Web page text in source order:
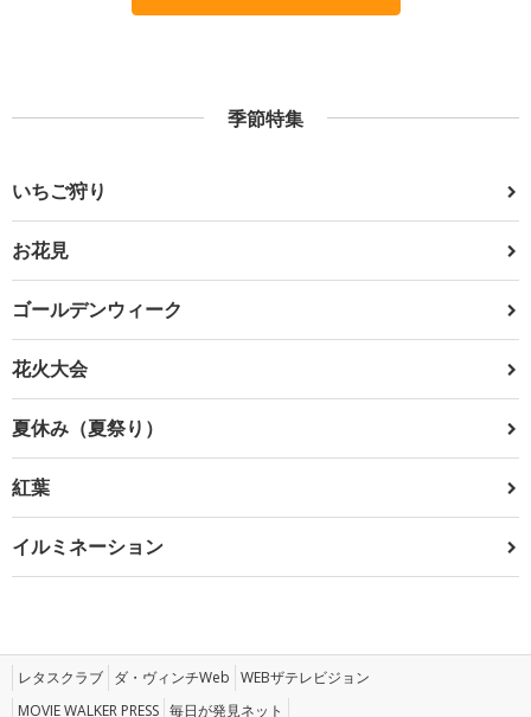
季節特集
いちご狩り
お花見
ゴールデンウィーク
花火大会
夏休み（夏祭り）
紅葉
イルミネーション
レタスクラブ ダ・ヴィンチWeb WEBザテレビジョン
MOVIE WALKER PRESS 毎日が発見ネット